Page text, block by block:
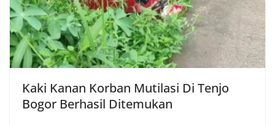
Kaki Kanan Korban Mutilasi Di Tenjo
Bogor Berhasil Ditemukan